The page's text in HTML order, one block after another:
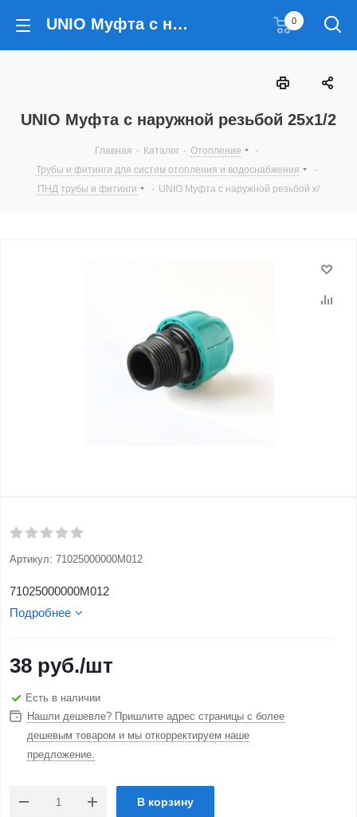
UNIO Муфта с наружной резьбой 25x1/2 0
UNIO Муфта с наружной резьбой 25x1/2
Главная - Каталог - Отопление
-
Трубы и фитинги для систем отопления и водоснабжения
-
ПНД трубы и фитинги
- UNIO Муфта с наружной резьбой x/
Артикул: 71025000000M012
71025000000M012
Подробнее
38 руб./шт
Есть в наличии
Нашли дешевле? Пришлите адрес страницы с более
дешевым товаром и мы откорректируем наше
предложение.
В корзину